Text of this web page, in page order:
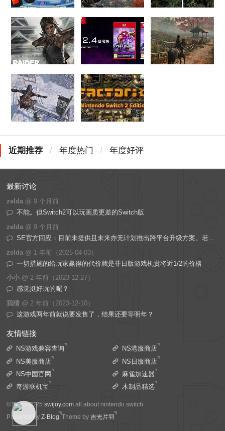
近期推荐 / 年度热门 / 年度好评
最新讨论
zelda @ 9 个月前
不能。但Switch2可以玩画质更差的Switch版
zelda @ 9 个月前
SE官方回应：目前未提供且未来亦无计划推出跨平台升级方案。若...
zelda @ 1 年前（2025-04-03）
一切措施的给玩家赢得的代价就是非日版游戏机贵将近1/2的价格
小小 @ 2 年前（2023-12-27）
感觉挺好玩的呢？
我猜 @ 2 年前（2023-12-10）
这游戏两年前就说要发售了，结果还要等明年？
友情链接
NS游戏兼容查询
NS港服商店
NS美服商店
NS日服商店
NS中国官网
麻雀加速器
奇游联机宝
木制品精选
© 2018-2025swijoy.com all about nintendo switch
Powered ByZ-Blog Theme by吉光片羽